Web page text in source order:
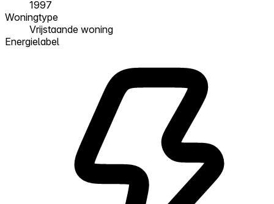
1997
Woningtype
Vrijstaande woning
Energielabel